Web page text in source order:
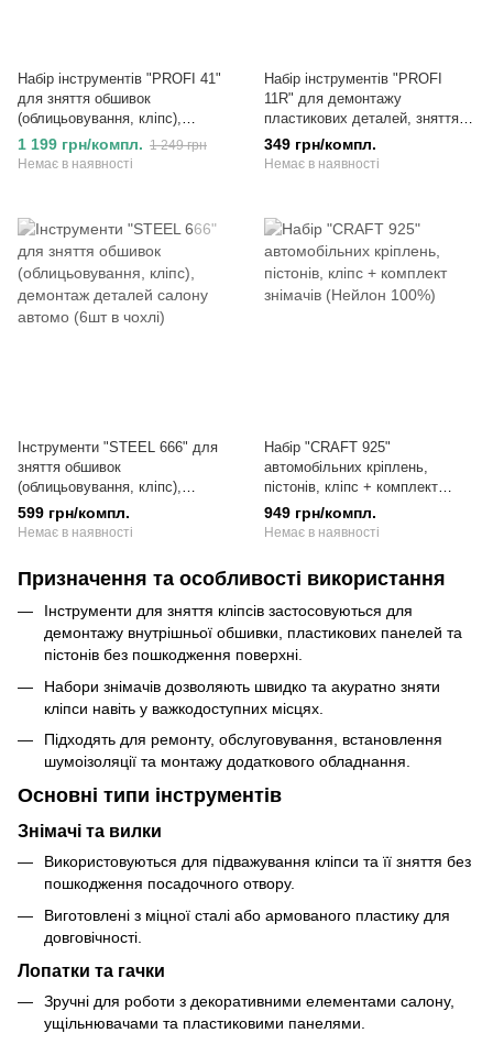
Набір інструментів "PROFI 41"
для зняття обшивок
(облицьовування, кліпс),
демонтаж деталей салону
автомобіля
1 199 грн/компл. 1 249 грн
Немає в наявності
Набір інструментів "PROFI
11R" для демонтажу
пластикових деталей, зняття
обшивки (облицьовування,
кліпс)
349 грн/компл.
Немає в наявності
Інструменти "STEEL 666" для
зняття обшивок
(облицьовування, кліпс),
демонтаж деталей салону
автомо (6шт в чохлі)
599 грн/компл.
Немає в наявності
Набір "CRAFT 925"
автомобільних кріплень,
пістонів, кліпс + комплект
знімачів (Нейлон 100%)
949 грн/компл.
Немає в наявності
Призначення та особливості використання
Інструменти для зняття кліпсів застосовуються для
демонтажу внутрішньої обшивки, пластикових панелей та
пістонів без пошкодження поверхні.
Набори знімачів дозволяють швидко та акуратно зняти
кліпси навіть у важкодоступних місцях.
Підходять для ремонту, обслуговування, встановлення
шумоізоляції та монтажу додаткового обладнання.
Основні типи інструментів
Знімачі та вилки
Використовуються для підважування кліпси та її зняття без
пошкодження посадочного отвору.
Виготовлені з міцної сталі або армованого пластику для
довговічності.
Лопатки та гачки
Зручні для роботи з декоративними елементами салону,
ущільнювачами та пластиковими панелями.